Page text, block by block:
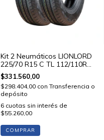
Kit 2 Neumáticos LIONLORD
225/70 R15 C TL 112/110R
VANSTAR C01
$331.560,00
$298.404,00 con Transferencia o
depósito
6 cuotas sin interés de
$55.260,00
COMPRAR